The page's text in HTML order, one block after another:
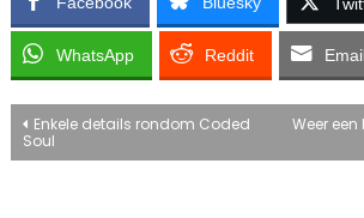
WhatsApp Reddit
Bericht
Enkele details rondom Coded
Soul
Weer